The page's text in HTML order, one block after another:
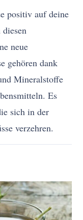
positiv auf deine
neue
gehören dank
Mineralstoffe
Es
sich in der
verzehren.